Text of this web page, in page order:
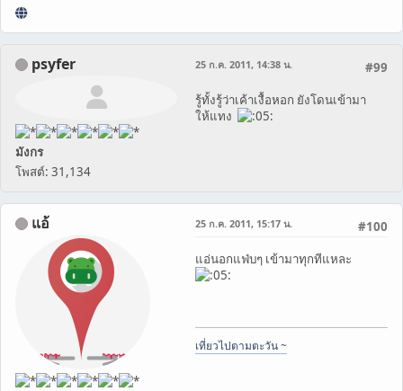
psyfer
มังกร
โพสต์: 31,134
#99
25 ก.ค. 2011, 14:38 น.
รู้ทั้งรู้ว่าเค้าเงื้อหอก ยังโดนเข้ามา
ให้แทง
แอ้ #100
25 ก.ค. 2011, 15:17 น.
แอ่นอกแฟ่บๆ เข้ามาทุกทีแหละ
เที่ยวไปตามตะวัน ~